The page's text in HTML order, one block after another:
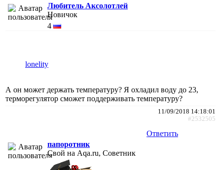
Любитель Аксолотлей
Новичок
4
lonelity
А он может держать температуру? Я охладил воду до 23,
терморегулятор сможет поддерживать температуру?
11/09/2018 14:18:01
#2532505
Ответить
папоротник
Свой на Aqa.ru, Советник